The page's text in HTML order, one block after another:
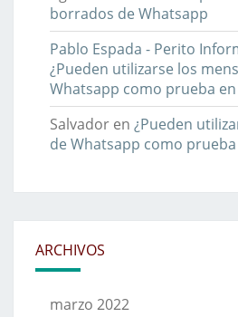
borrados de Whatsapp
Pablo Espada - Perito
¿Pueden utilizarse los
Whatsapp como prueba
Salvador en ¿Pueden
de Whatsapp como
ARCHIVOS
marzo 2022